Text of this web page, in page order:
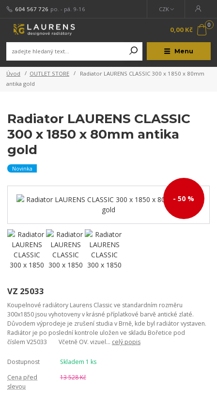
Menu
CZK
604 567 726 po. - pá. 9-16
0
0,00 Kč
Úvod OUTLET STORE
Radiator LAURENS CLASSIC 300 x 1850 x 80mm
antika gold
Radiator LAURENS CLASSIC
300 x 1850 x 80mm antika
gold
Novinka
- 50 %
VZ 25033
Koupelnové radiátory Laurens Classic ve standardním rozměru
300x1850 jsou vyhotoveny v krásné příplatkové barvě antické zlaté.
Důvodem výprodeje je zrušení studia v Brně, kde byl radiátor vystaven.
Radiátor je po poslední kontrole uložen ve skladu Bořetice pod
číslem V25033 Včetně OV. vizuel... celý popis
Dostupnost
Skladem 1 ks
Cena před
slevou
13 528 Kč